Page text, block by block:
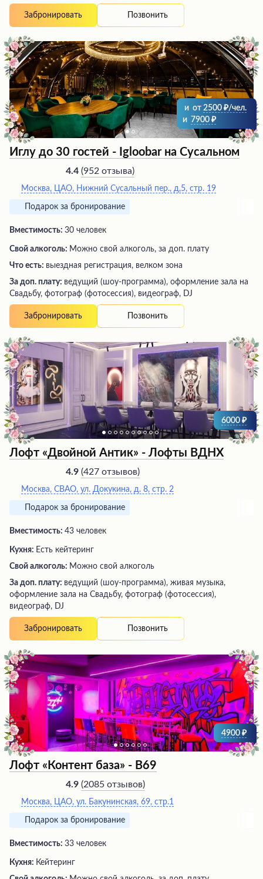
создает ощущение уютной обстановки старинного
замка при свечах. Здесь предлагается великолепная
неизменно вызывают восторг у гостей.
Профессиональное и приветливое обслуживание, а
также возможность оперативной организации
мероприятия любого масштаба обеспечивают
незабываемые впечатления и желание вновь посетить
это чудесное место.
Забронировать Позвонить
и от 2500
/чел.
и 7900
Иглу до 30 гостей - Igloobar на Сусальном
4.4 (952 отзыва)
Москва, ЦАО, Нижний Сусальный пер., д,5, стр. 19
Подарок за бронирование
Вместимость: 30 человек
Свой алкоголь: Можно свой алкоголь, за доп. плату
Что есть: выездная регистрация, велком зона
За доп. плату: ведущий (шоу-программа), оформление зала на
Свадьбу, фотограф (фотосессия), видеограф, DJ
Забронировать Позвонить
6000
Лофт «Двойной Антик» - Лофты ВДНХ
4.9 (427 отзывов)
Москва, СВАО, ул. Докукина, д. 8, стр. 2
Подарок за бронирование
Вместимость: 43 человек
Кухня: Есть кейтеринг
Свой алкоголь: Можно свой алкоголь
За доп. плату: ведущий (шоу-программа), живая музыка,
оформление зала на Свадьбу, фотограф (фотосессия),
видеограф, DJ
Забронировать Позвонить
4900
Лофт «Контент база» - В69
4.9 (2085 отзывов)
Москва, ЦАО, ул. Бакунинская, 69, стр.1
Подарок за бронирование
Вместимость: 33 человек
Кухня: Кейтеринг